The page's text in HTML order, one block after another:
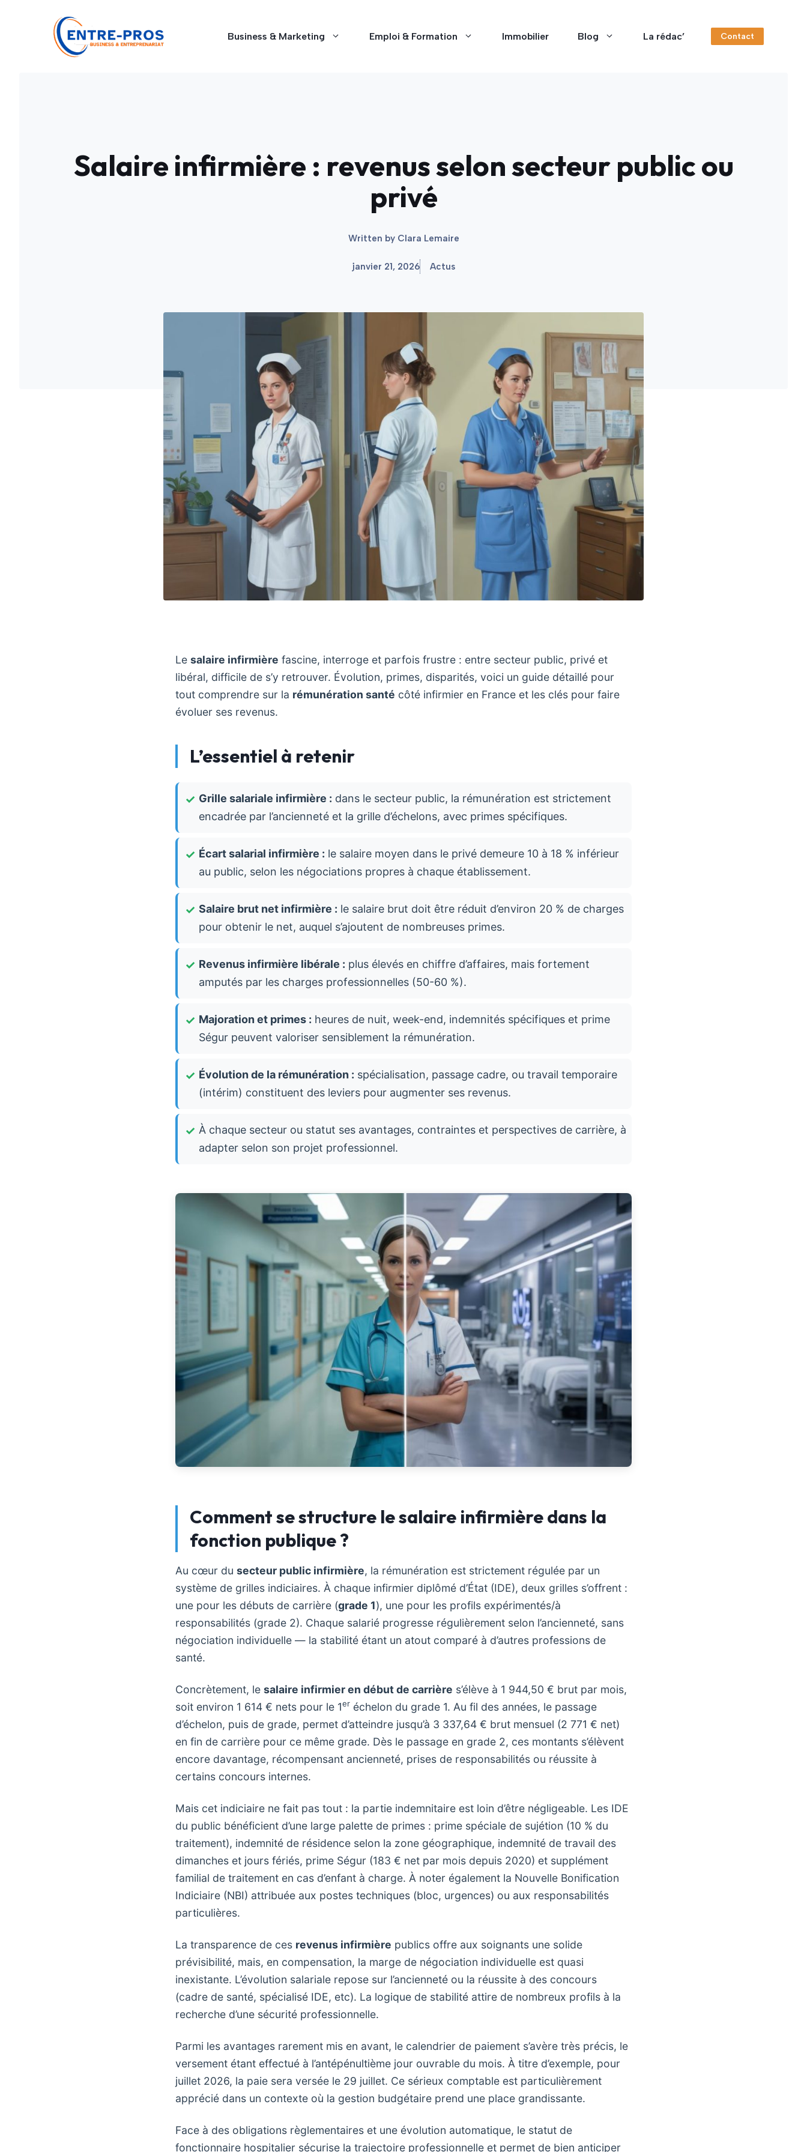
Business & Marketing Emploi & Formation Immobilier Blog La rédac’ Contact
Salaire infirmière : revenus selon secteur public ou
privé
Written by Clara Lemaire
janvier 21, 2026 Actus
Le salaire infirmière fascine, interroge et parfois frustre : entre secteur public, privé et
libéral, difficile de s’y retrouver. Évolution, primes, disparités, voici un guide détaillé pour
tout comprendre sur la rémunération santé côté infirmier en France et les clés pour faire
évoluer ses revenus.
L’essentiel à retenir
Grille salariale infirmière : dans le secteur public, la rémunération est strictement
encadrée par l’ancienneté et la grille d’échelons, avec primes spécifiques.
Écart salarial infirmière : le salaire moyen dans le privé demeure 10 à 18 % inférieur
au public, selon les négociations propres à chaque établissement.
Salaire brut net infirmière : le salaire brut doit être réduit d’environ 20 % de charges
pour obtenir le net, auquel s’ajoutent de nombreuses primes.
Revenus infirmière libérale : plus élevés en chiffre d’affaires, mais fortement
amputés par les charges professionnelles (50-60 %).
Majoration et primes : heures de nuit, week-end, indemnités spécifiques et prime
Ségur peuvent valoriser sensiblement la rémunération.
Évolution de la rémunération : spécialisation, passage cadre, ou travail temporaire
(intérim) constituent des leviers pour augmenter ses revenus.
À chaque secteur ou statut ses avantages, contraintes et perspectives de carrière, à
adapter selon son projet professionnel.
Comment se structure le salaire infirmière dans la
fonction publique ?
Au cœur du secteur public infirmière, la rémunération est strictement régulée par un
système de grilles indiciaires. À chaque infirmier diplômé d’État (IDE), deux grilles s’offrent :
une pour les débuts de carrière (grade 1), une pour les profils expérimentés/à
responsabilités (grade 2). Chaque salarié progresse régulièrement selon l’ancienneté, sans
négociation individuelle — la stabilité étant un atout comparé à d’autres professions de
santé.
Concrètement, le salaire infirmier en début de carrière s’élève à 1 944,50 € brut par mois,
soit environ 1 614 € nets pour le 1er échelon du grade 1. Au fil des années, le passage
d’échelon, puis de grade, permet d’atteindre jusqu’à 3 337,64 € brut mensuel (2 771 € net)
en fin de carrière pour ce même grade. Dès le passage en grade 2, ces montants s’élèvent
encore davantage, récompensant ancienneté, prises de responsabilités ou réussite à
certains concours internes.
Mais cet indiciaire ne fait pas tout : la partie indemnitaire est loin d’être négligeable. Les IDE
du public bénéficient d’une large palette de primes : prime spéciale de sujétion (10 % du
traitement), indemnité de résidence selon la zone géographique, indemnité de travail des
dimanches et jours fériés, prime Ségur (183 € net par mois depuis 2020) et supplément
familial de traitement en cas d’enfant à charge. À noter également la Nouvelle Bonification
Indiciaire (NBI) attribuée aux postes techniques (bloc, urgences) ou aux responsabilités
particulières.
La transparence de ces revenus infirmière publics offre aux soignants une solide
prévisibilité, mais, en compensation, la marge de négociation individuelle est quasi
inexistante. L’évolution salariale repose sur l’ancienneté ou la réussite à des concours
(cadre de santé, spécialisé IDE, etc). La logique de stabilité attire de nombreux profils à la
recherche d’une sécurité professionnelle.
Parmi les avantages rarement mis en avant, le calendrier de paiement s’avère très précis, le
versement étant effectué à l’antépénultième jour ouvrable du mois. À titre d’exemple, pour
juillet 2026, la paie sera versée le 29 juillet. Ce sérieux comptable est particulièrement
apprécié dans un contexte où la gestion budgétaire prend une place grandissante.
Face à des obligations règlementaires et une évolution automatique, le statut de
fonctionnaire hospitalier sécurise la trajectoire professionnelle et permet de bien anticiper